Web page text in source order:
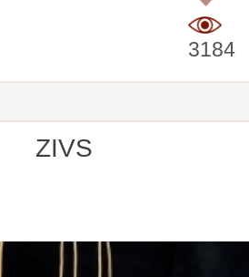
3184
ZIVS